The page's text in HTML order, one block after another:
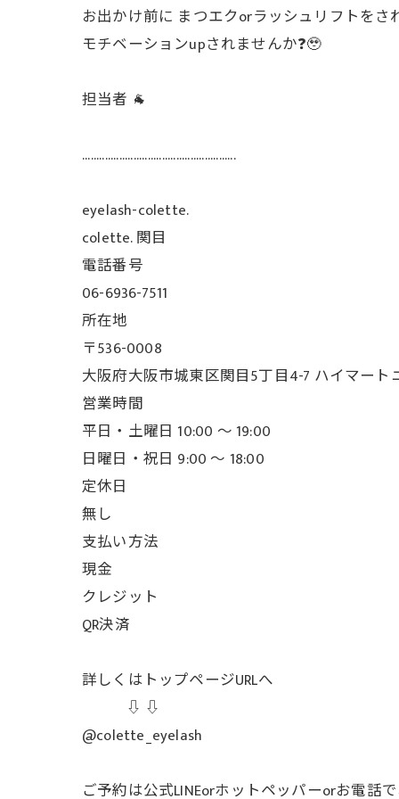
お出かけ前に まつエクorラッシュリフトをさ
モチベーションupされませんか❓🥹
担当者 🐐
......................................................
eyelash-colette.
colette. 関目
電話番号
06-6936-7511
所在地
〒536-0008
大阪府大阪市城東区関目5丁目4-7 ハイマート
営業時間
平日・土曜日 10:00 ～ 19:00
日曜日・祝日 9:00 ～ 18:00
定休日
無し
支払い方法
現金
クレジット
QR決済
詳しくはトップページURLへ
⇩ ⇩
@colette_eyelash
ご予約は公式LINEorホットペッパーorお電話